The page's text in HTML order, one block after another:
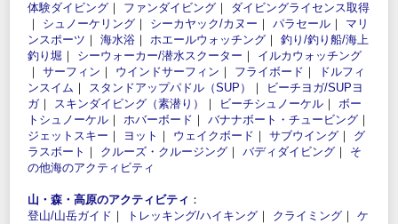
体験ダイビング ｜ ファンダイビング ｜ ダイビングライセンス取得
｜ シュノーケリング ｜ シーカヤック/カヌー ｜ パラセール ｜ マリ
ンスポーツ ｜ 海水浴 ｜ ホエールウォッチング ｜ 釣り/釣り船/海上
釣り堀 ｜ シーウォーカー/潜水スクーター ｜ イルカウォッチング
｜ サーフィン ｜ ウインドサーフィン ｜ フライボード ｜
ドルフィ
ンスイム ｜ スタンドアップパドル（SUP） ｜
ビーチヨガ/SUPヨ
ガ｜ スキンダイビング（素潜り） ｜ ビーチシュノーケル ｜ ボー
トシュノーケル ｜ ホバーボード ｜ バナナボート・チュービング ｜
ジェットスキー ｜ ヨット ｜ ウェイクボード ｜ サブウイング ｜ グ
ラスボート ｜ クルーズ・クルージング ｜ バディダイビング ｜ そ
の他海のアクティビティ
山・森・高原のアクティビティ ：
登山/山岳ガイド ｜ トレッキング/ハイキング ｜ クライミング ｜ ケ